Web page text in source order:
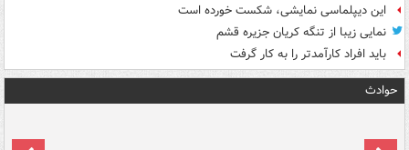
این دیپلماسی نمایشی، شکست خورده است
نمایی زیبا از تنگه کریان جزیره قشم
باید افراد کارآمدتر را به کار گرفت
حوادث